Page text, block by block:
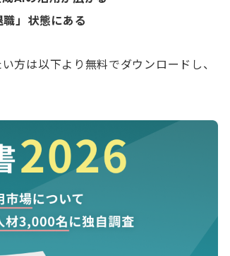
」状態にある
方は以下より無料でダウンロードし、